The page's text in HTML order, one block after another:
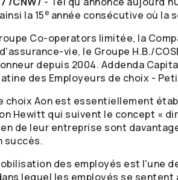
la 15e année consécutive où
Co-operators limitée, la
vie, le Groupe H.B./
depuis 2004. Addenda
des Employeurs de choix -
choix Aon est essentiellement
Hewitt qui suivent le concept «
de leur entreprise sont
succès.
des employés est l'une
lequel les employés se